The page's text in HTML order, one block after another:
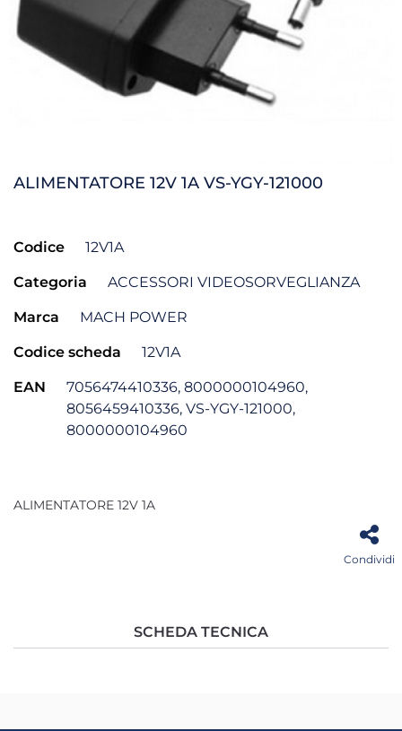
ALIMENTATORE 12V 1A VS-YGY-121000
Codice 12V1A
Categoria ACCESSORI VIDEOSORVEGLIANZA
Marca MACH POWER
Codice scheda 12V1A
EAN
7056474410336, 8000000104960,
8056459410336, VS-YGY-121000,
8000000104960
ALIMENTATORE 12V 1A
Condividi
SCHEDA TECNICA